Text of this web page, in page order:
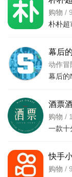
v6.2.2
购物 /
幕后
动作冒
酒票
购物 /
快手
购物 /